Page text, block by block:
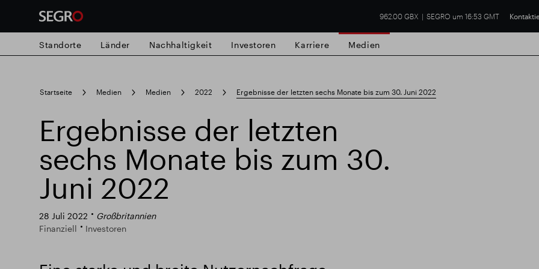
962.00 GBX SEGRO um 16:53 GMT
search
for
Popular search
Verantwortlich SEGRO Slough Handelsgut Finanzielle Ergebnisse
Standorte Länder Nachhaltigkeit Investoren Karriere Medien
Startseite Medien Medien 2022 Ergebnisse der letzten sechs Monate bis zum 30. Juni 2022
Ergebnisse der letzten
sechs Monate bis zum 30.
Juni 2022
28 Juli 2022
Großbritannien
Finanziell
Investoren